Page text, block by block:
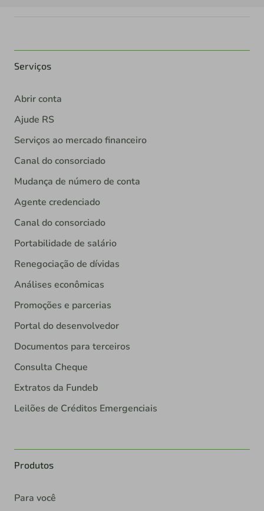
Serviços
Abrir conta
Ajude RS
Serviços ao mercado financeiro
Canal do consorciado
Mudança de número de conta
Agente credenciado
Canal do consorciado
Portabilidade de salário
Renegociação de dívidas
Análises econômicas
Promoções e parcerias
Portal do desenvolvedor
Documentos para terceiros
Consulta Cheque
Extratos da Fundeb
Leilões de Créditos Emergenciais
Produtos
Para você